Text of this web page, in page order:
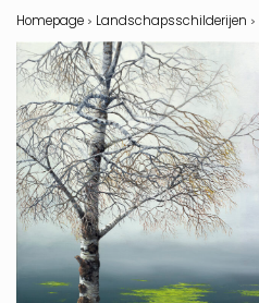
Homepage > Landschapsschilderijen >